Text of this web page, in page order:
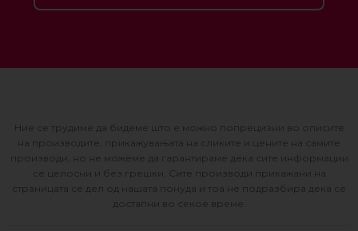
Ние се трудиме да бидеме што е можно попрецизни во описите
на производите, прикажувањата на сликите и цените на самите
производи, но не можеме да гарантираме дека сите информации
се целосни и без грешки. Сите производи прикажани на
страницата се дел од нашата понуда и тоа не подразбира дека се
достапни во секое време.